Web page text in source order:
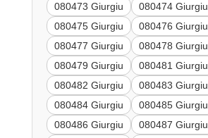
080473 Giurgiu
080474 Giurgiu
080475 Giurgiu
080476 Giurgiu
080477 Giurgiu
080478 Giurgiu
080479 Giurgiu
080481 Giurgiu
080482 Giurgiu
080483 Giurgiu
080484 Giurgiu
080485 Giurgiu
080486 Giurgiu
080487 Giurgiu